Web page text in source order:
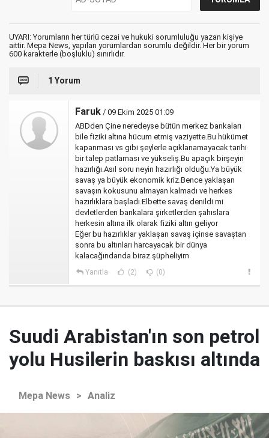
UYARI: Yorumların her türlü cezai ve hukuki sorumluluğu yazan kişiye
aittir. Mepa News, yapılan yorumlardan sorumlu değildir. Her bir yorum
600 karakterle (boşluklu) sınırlıdır.
1 Yorum
Faruk / 09 Ekim 2025 01:09
ABDden Çine neredeyse bütün merkez bankaları
bile fiziki altına hücum etmiş vaziyette.Bu hükümet
kapanması vs gibi şeylerle açıklanamayacak tarihi
bir talep patlaması ve yükseliş.Bu apaçık birşeyin
hazırlığı.Asıl soru neyin hazırlığı olduğu.Ya büyük
savaş ya büyük ekonomik kriz.Bence yaklaşan
savaşın kokusunu almayan kalmadı ve herkes
hazırlıklara başladı.Elbette savaş denildi mi
devletlerden bankalara şirketlerden şahıslara
herkesin altına ilk olarak fiziki altın geliyor
Eğer bu hazırlıklar yaklaşan savaş içinse savaştan
sonra bu altınları harcayacak bir dünya
kalacağındanda biraz şüpheliyim
Yanıtla (2) (0)
Suudi Arabistan'ın son petrol
yolu Husilerin baskısı altında
Mepa News > Analiz